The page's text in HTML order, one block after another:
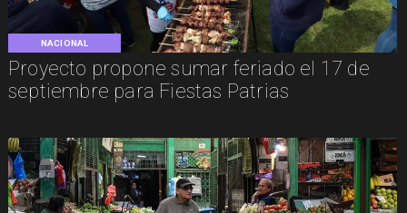
NACIONAL
Proyecto propone sumar feriado el 17 de
septiembre para Fiestas Patrias